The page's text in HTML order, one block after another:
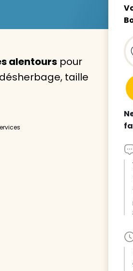
domicile qui vous
votre logement, la garde de
d’un parent, nos
gratuit
Trouver mon
alentours pour
taille